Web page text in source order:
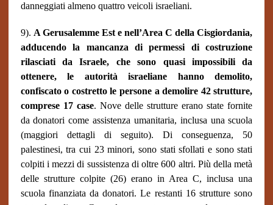
danneggiati almeno quattro veicoli israeliani.
9). A Gerusalemme Est e nell’Area C della Cisgiordania,
adducendo la mancanza di permessi di costruzione
rilasciati da Israele, che sono quasi impossibili da
ottenere, le autorità israeliane hanno demolito,
confiscato o costretto le persone a demolire 42 strutture,
comprese 17 case. Nove delle strutture erano state fornite
da donatori come assistenza umanitaria, inclusa una scuola
(maggiori dettagli di seguito). Di conseguenza, 50
palestinesi, tra cui 23 minori, sono stati sfollati e sono stati
colpiti i mezzi di sussistenza di oltre 600 altri. Più della metà
delle strutture colpite (26) erano in Area C, inclusa una
scuola finanziata da donatori. Le restanti 16 strutture sono